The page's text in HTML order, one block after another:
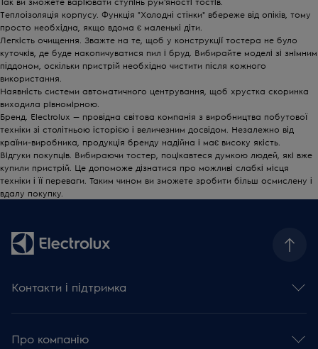
Теплоізоляція корпусу. Функція "Холодні стінки" вбереже від опіків, тому
просто необхідна, якщо вдома є маленькі діти.
Легкість очищення. Зважте на те, щоб у конструкції тостера не було
куточків, де буде накопичуватися пил і бруд. Вибирайте моделі зі знімним
піддоном, оскільки пристрій необхідно чистити після кожного
використання.
Наявність системи автоматичного центрування, щоб хрустка скоринка
виходила рівномірною.
Бренд. Electrolux — провідна світова компанія з виробництва побутової
техніки зі столітньою історією і величезним досвідом. Незалежно від
країни-виробника, продукція бренду надійна і має високу якість.
Відгуки покупців. Вибираючи тостер, поцікавтеся думкою людей, які вже
купили пристрій. Це допоможе дізнатися про можливі слабкі місця
техніки і її переваги. Таким чином ви зможете зробити більш осмислену і
вдалу покупку.
Контакти і підтримка
Сервісні питання
Про компанію